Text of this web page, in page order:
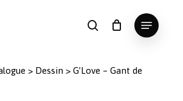
search
Menu
Fermer
le
> Dessin > G’Love – Gant de
Close